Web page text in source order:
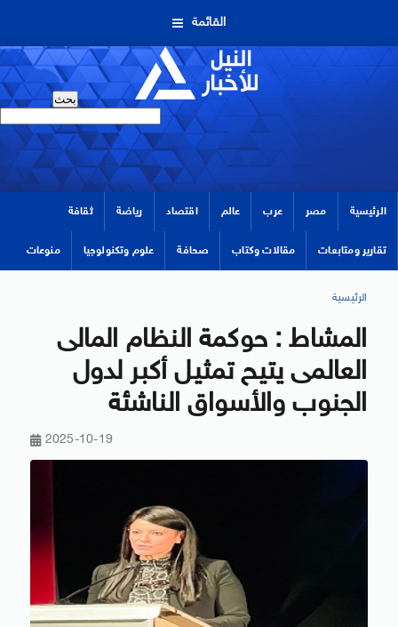
القائمة
الرئيسية مصر عرب عالم اقتصاد رياضة ثقافة
تقارير ومتابعات مقالات وكتاب صحافة علوم وتكنولوجيا منوعات
الرئيسية
المشاط : حوكمة النظام المالى
العالمى يتيح تمثيل أكبر لدول
الجنوب والأسواق الناشئة
2025-10-19